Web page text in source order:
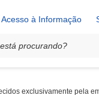
Acesso à Informação
exclusivamente pela